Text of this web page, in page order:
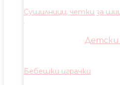
Сушилници, четки за
Детски
Бебешки играчки